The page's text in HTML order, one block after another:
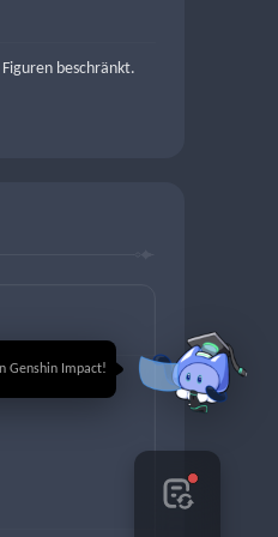
Genshin Impact!
beschränkt.